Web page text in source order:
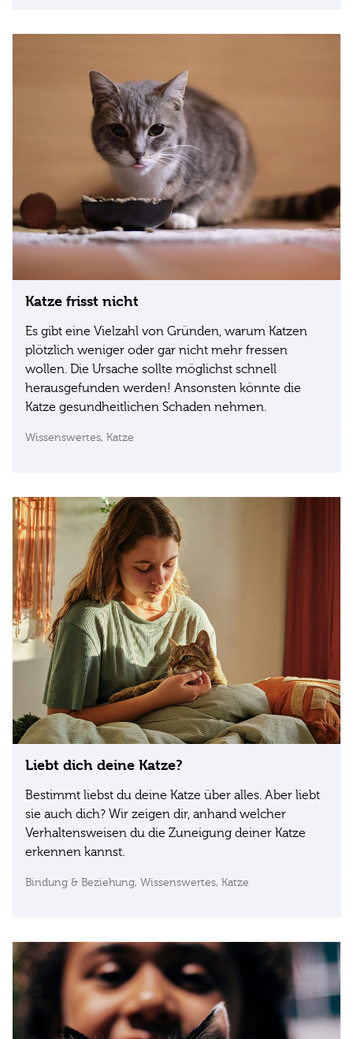
Katze frisst nicht
Es gibt eine Vielzahl von Gründen, warum Katzen
plötzlich weniger oder gar nicht mehr fressen
wollen. Die Ursache sollte möglichst schnell
herausgefunden werden! Ansonsten könnte die
Katze gesundheitlichen Schaden nehmen.
Wissenswertes, Katze
Liebt dich deine Katze?
Bestimmt liebst du deine Katze über alles. Aber liebt
sie auch dich? Wir zeigen dir, anhand welcher
Verhaltensweisen du die Zuneigung deiner Katze
erkennen kannst.
Bindung & Beziehung, Wissenswertes, Katze